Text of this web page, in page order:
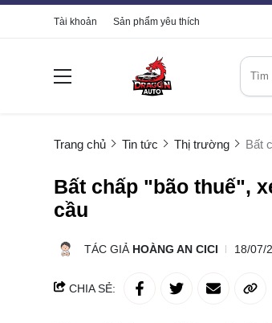
Tài khoản Sản phẩm yêu thích
Trang chủ Tin tức Thị trường Bất
Bất chấp "bão thuế",
cầu
TÁC GIẢ HOÀNG AN CICI 18/07/
CHIA SẺ: